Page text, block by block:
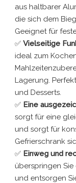
aus haltbarer
die sich dem
Geeignet für
✅ Vielseitige
ideal zum
Lagerung.
und Desserts.
✅ Eine
sorgt für eine
und sorgt für
Gefrierschrank
✅ Einweg und
überspringen
und entsorgen